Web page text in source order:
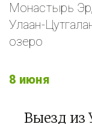
Монастырь
Улаан-
озеро
8 июня
Выезд из